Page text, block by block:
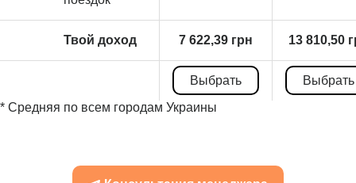
Твой доход 7 622,39 грн 13 810,50
Выбрать
Выбрать
* Средняя по всем городам Украины